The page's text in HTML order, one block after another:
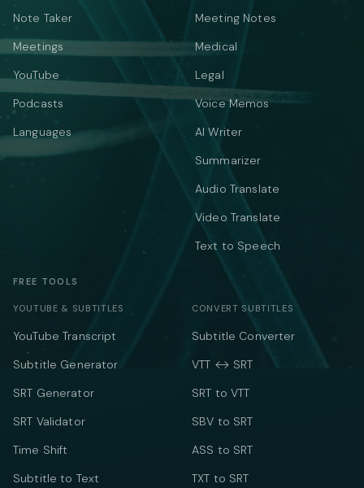
Note Taker
Meetings
YouTube
Podcasts
Languages
Meeting Notes
Medical
Legal
Voice Memos
AI Writer
Summarizer
Audio Translate
Video Translate
Text to Speech
FREE TOOLS
YOUTUBE & SUBTITLES
YouTube Transcript
Subtitle Generator
SRT Generator
SRT Validator
Time Shift
Subtitle to Text
CONVERT SUBTITLES
Subtitle Converter
VTT ↔ SRT
SRT to VTT
SBV to SRT
ASS to SRT
TXT to SRT